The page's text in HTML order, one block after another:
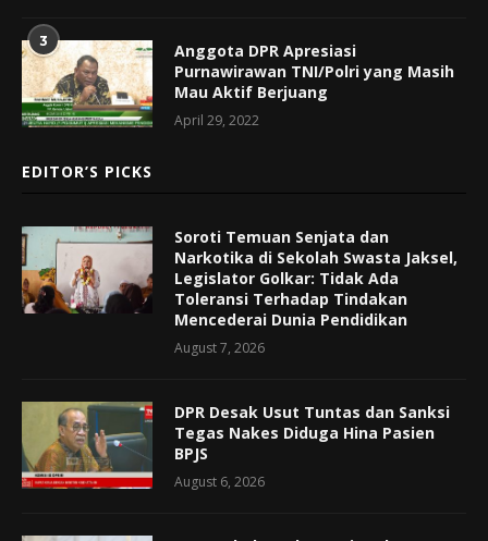
3
Anggota DPR Apresiasi
Purnawirawan TNI/Polri yang Masih
Mau Aktif Berjuang
April 29, 2022
EDITOR’S PICKS
Soroti Temuan Senjata dan
Narkotika di Sekolah Swasta Jaksel,
Legislator Golkar: Tidak Ada
Toleransi Terhadap Tindakan
Mencederai Dunia Pendidikan
August 7, 2026
DPR Desak Usut Tuntas dan Sanksi
Tegas Nakes Diduga Hina Pasien
BPJS
August 6, 2026